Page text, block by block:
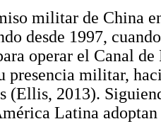
militar de China
desde 1997,
operar el Canal
presencia militar,
(Ellis, 2013).
Latina